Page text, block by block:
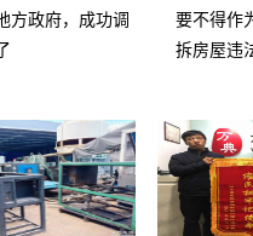
方政府，成功调
要不得作
拆房屋违